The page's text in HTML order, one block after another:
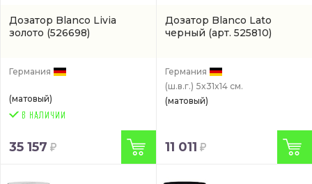
Дозатор Blanco Livia
золото (526698)
Германия
(матовый)
35 157
Дозатор Blanco Lato
черный (арт. 525810)
Германия
(ш.в.г.) 5x31x14 см.
(матовый)
11 011